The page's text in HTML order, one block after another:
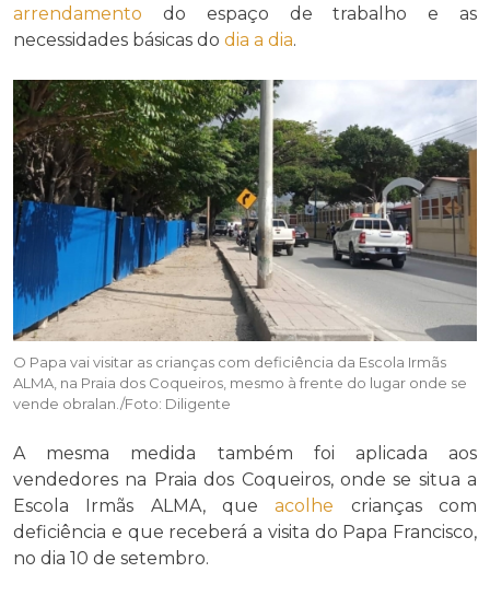
arrendamento do espaço de trabalho e as
necessidades básicas do dia a dia.
O Papa vai visitar as crianças com deficiência da Escola Irmãs
ALMA, na Praia dos Coqueiros, mesmo à frente do lugar onde se
vende obralan./Foto: Diligente
A mesma medida também foi aplicada aos
vendedores na Praia dos Coqueiros, onde se situa a
Escola Irmãs ALMA, queacolhe crianças com
deficiência e que receberá a visita do Papa Francisco,
no dia 10 de setembro.